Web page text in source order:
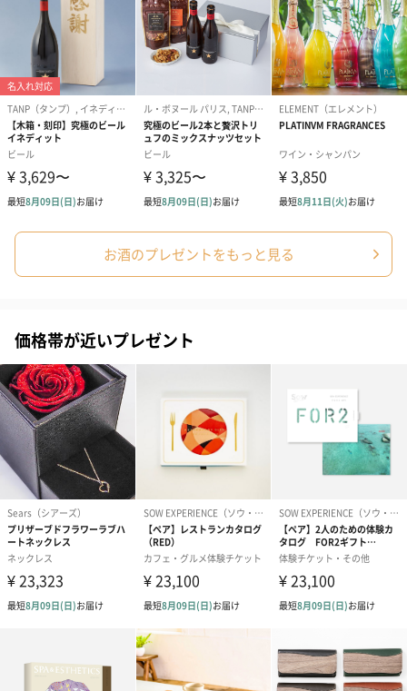
お酒のプレゼントをもっと見る
価格帯が近いプレゼント